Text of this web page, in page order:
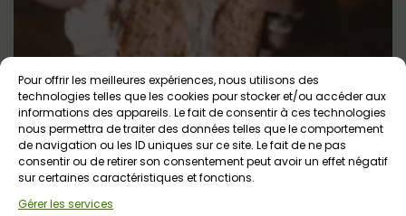
Pour offrir les meilleures expériences, nous utilisons des
technologies telles que les cookies pour stocker et/ou accéder aux
informations des appareils. Le fait de consentir à ces technologies
nous permettra de traiter des données telles que le comportement
de navigation ou les ID uniques sur ce site. Le fait de ne pas
consentir ou de retirer son consentement peut avoir un effet négatif
sur certaines caractéristiques et fonctions.
Gérer les services
L’Atelier Créateur d’Images – Photographe
itinérante
Morbihan Tout public